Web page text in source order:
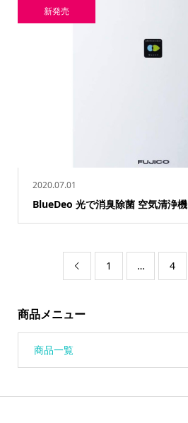
2020.07.01
BlueDeo 光で消臭除菌 空気清浄機
新発売
 1 … 4
商品メニュー
商品一覧